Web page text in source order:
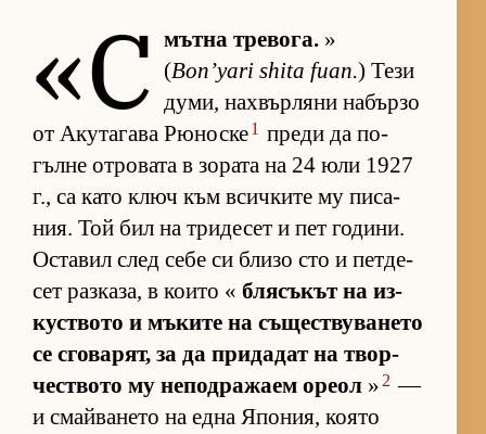
«С мътна тре­во­га. »
(Bon’yari shita fuan.) Тези
ду­ми, нах­вър­ляни на­бързо
от Аку­та­гава Рю­носке1 преди да по­
гълне от­ро­вата в зо­рата на 24 юли 1927
г., са като ключ към всич­ките му пи­са­
ния. Той бил на три­де­сет и пет го­ди­ни.
Ос­та­вил след себе си близо сто и пет­де­
сет раз­ка­за, в ко­ито « бля­съ­кът на из­
кус­т­вото и мъ­ките на съ­щес­т­ву­ва­нето
се сго­ва­рят, за да при­да­дат на твор­
чес­т­вото му не­под­ра­жаем ореол » 2 —
и смай­ва­нето на една Япо­ния, ко­ято